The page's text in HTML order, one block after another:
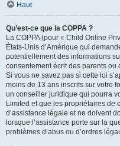
Haut
Qu’est-ce que la COPPA ?
La COPPA (pour « Child Online
États-Unis d’Amérique qui
potentiellement des informations
consentement écrit des parents
Si vous ne savez pas si cette loi
moins de 13 ans inscrits sur votre
un conseiller juridique qui pourra
Limited et que les propriétaires de
d’assistance légale et ne doivent
lorsque l’assistance porte sur la
problèmes d’abus ou d’ordres